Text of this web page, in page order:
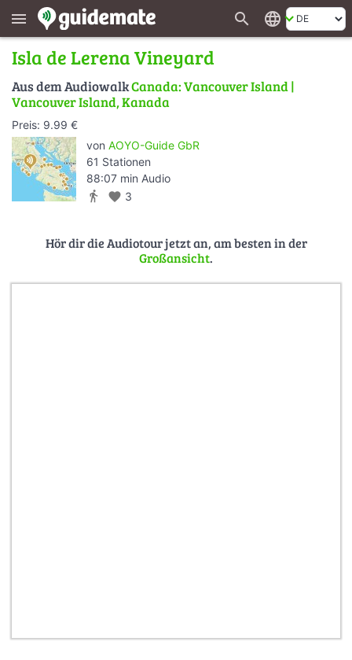
menu search language
Isla de Lerena Vineyard
Aus dem AudiowalkCanada: Vancouver Island |
Vancouver Island, Kanada
Preis: 9.99 €
von AOYO-Guide GbR
61 Stationen
88:07 min Audio
directions_walk favorite 3
Hör dir die Audiotour jetzt an, am besten in der
Großansicht.